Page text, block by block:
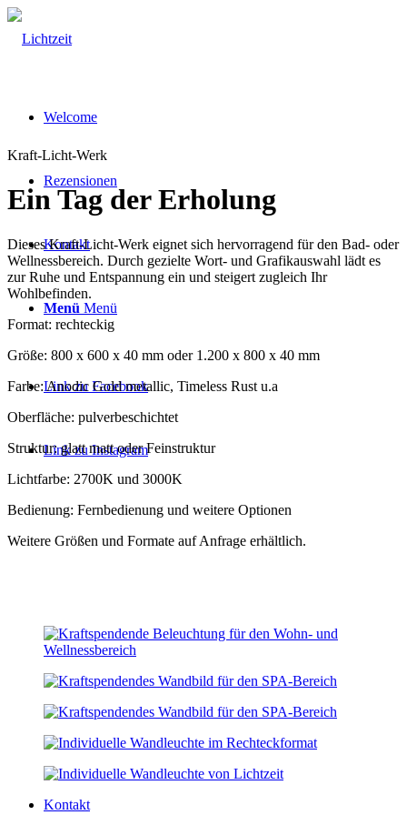
Welcome
Rezensionen
Kontakt
Menü Menü
Link zu Facebook
Link zu Instagram
Kraft-Licht-Werk
Ein Tag der Erholung
Dieses Kraft-Licht-Werk eignet sich hervorragend für den Bad- oder
Wellnessbereich. Durch gezielte Wort- und Grafikauswahl lädt es
zur Ruhe und Entspannung ein und steigert zugleich Ihr
Wohlbefinden.
Format: rechteckig
Größe: 800 x 600 x 40 mm oder 1.200 x 800 x 40 mm
Farbe: Anodic Gold metallic, Timeless Rust u.a
Oberfläche: pulverbeschichtet
Struktur: glatt matt oder Feinstruktur
Lichtfarbe: 2700K und 3000K
Bedienung: Fernbedienung und weitere Optionen
Weitere Größen und Formate auf Anfrage erhältlich.
Kontakt